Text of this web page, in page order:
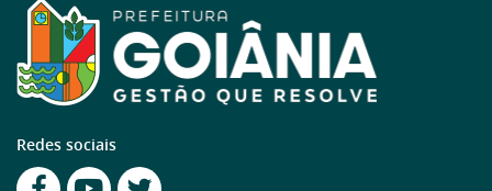
Redes sociais